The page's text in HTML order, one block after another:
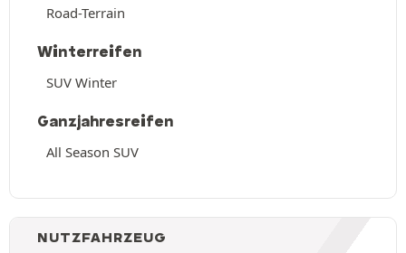
Road-Terrain
Winterreifen
SUV Winter
Ganzjahresreifen
All Season SUV
NUTZFAHRZEUG